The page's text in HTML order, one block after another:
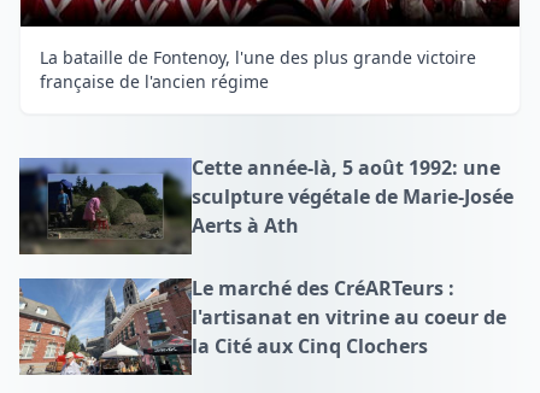
La bataille de Fontenoy, l'une des plus grande victoire
française de l'ancien régime
Cette année-là, 5 août 1992: une
sculpture végétale de Marie-Josée
Aerts à Ath
Le marché des CréARTeurs :
l'artisanat en vitrine au coeur de
la Cité aux Cinq Clochers